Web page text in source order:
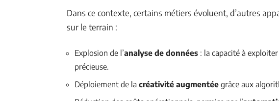
Dans ce contexte, certains métiers évoluent, d’autres
sur le terrain :
Explosion de l’analyse de données : la capacité à
précieuse.
Déploiement de la créativité augmentée grâce aux